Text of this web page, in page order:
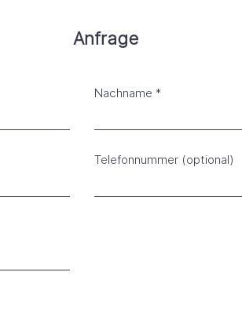
Anfrage
Nachname
Telefonnummer (optional)